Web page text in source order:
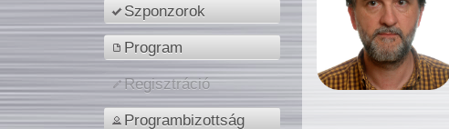
Szponzorok
Program
Regisztráció
Programbizottság